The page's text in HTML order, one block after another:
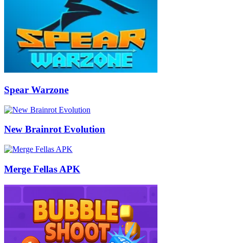
Spear Warzone
New Brainrot Evolution
Merge Fellas APK